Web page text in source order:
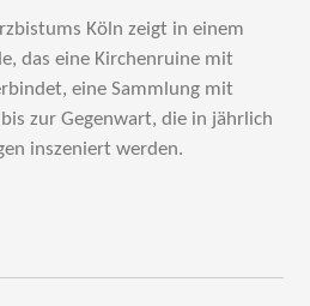
Köln zeigt in einem
das eine Kirchenruine mit
eine Sammlung mit
zur Gegenwart, die in jährlich
inszeniert werden.